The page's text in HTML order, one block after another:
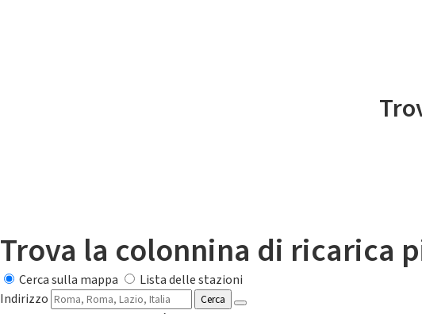
Il servizio di
Trova la colonnina di ricarica
Cerca sulla mappa
Lista delle stazioni
Indirizzo
Cerca